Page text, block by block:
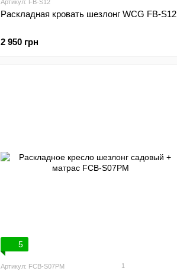
Артикул: FB-S12
Раскладная кровать шезлонг WCG FB-S12
2 950 грн
5
Артикул: FCB-S07PM 1